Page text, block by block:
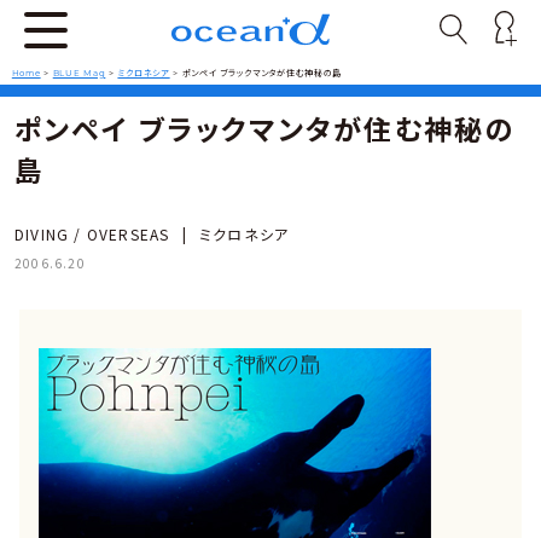
Home > BLUE Mag > ミクロネシア > ポンペイ ブラックマンタが住む神秘の島
ポンペイ ブラックマンタが住む神秘の
島
DIVING / OVERSEAS | ミクロネシア
2006.6.20